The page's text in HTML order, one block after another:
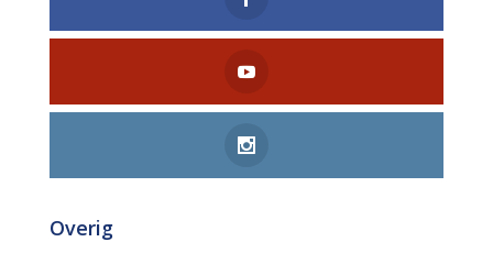
Overig